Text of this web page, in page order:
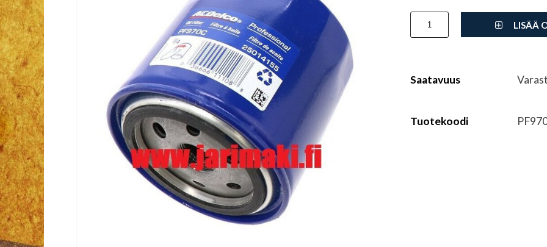
LISÄÄ
Saatavuus
Tuotekoodi